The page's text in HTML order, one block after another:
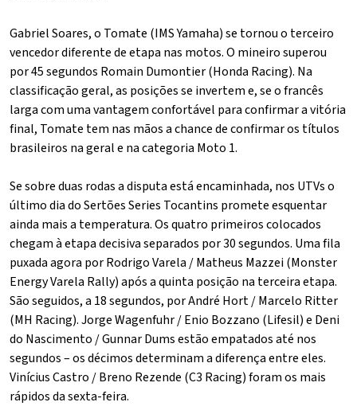
Gabriel Soares, o Tomate (IMS Yamaha) se tornou o terceiro
vencedor diferente de etapa nas motos. O mineiro superou
por 45 segundos Romain Dumontier (Honda Racing). Na
classificação geral, as posições se invertem e, se o francês
larga com uma vantagem confortável para confirmar a vitória
final, Tomate tem nas mãos a chance de confirmar os títulos
brasileiros na geral e na categoria Moto 1.
Se sobre duas rodas a disputa está encaminhada, nos UTVs o
último dia do Sertões Series Tocantins promete esquentar
ainda mais a temperatura. Os quatro primeiros colocados
chegam à etapa decisiva separados por 30 segundos. Uma fila
puxada agora por Rodrigo Varela / Matheus Mazzei (Monster
Energy Varela Rally) após a quinta posição na terceira etapa.
São seguidos, a 18 segundos, por André Hort / Marcelo Ritter
(MH Racing). Jorge Wagenfuhr / Enio Bozzano (Lifesil) e Deni
do Nascimento / Gunnar Dums estão empatados até nos
segundos – os décimos determinam a diferença entre eles.
Vinícius Castro / Breno Rezende (C3 Racing) foram os mais
rápidos da sexta-feira.